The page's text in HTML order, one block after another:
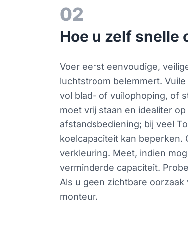
02
Hoe u zelf
Voer eerst eenvoudige,
luchtstroom belemmert.
vol blad- of vuilophoping, of
moet vrij staan en idealiter
afstandsbediening; bij veel
koelcapaciteit kan beperken.
verkleuring. Meet, indien
verminderde capaciteit.
Als u geen zichtbare
monteur.